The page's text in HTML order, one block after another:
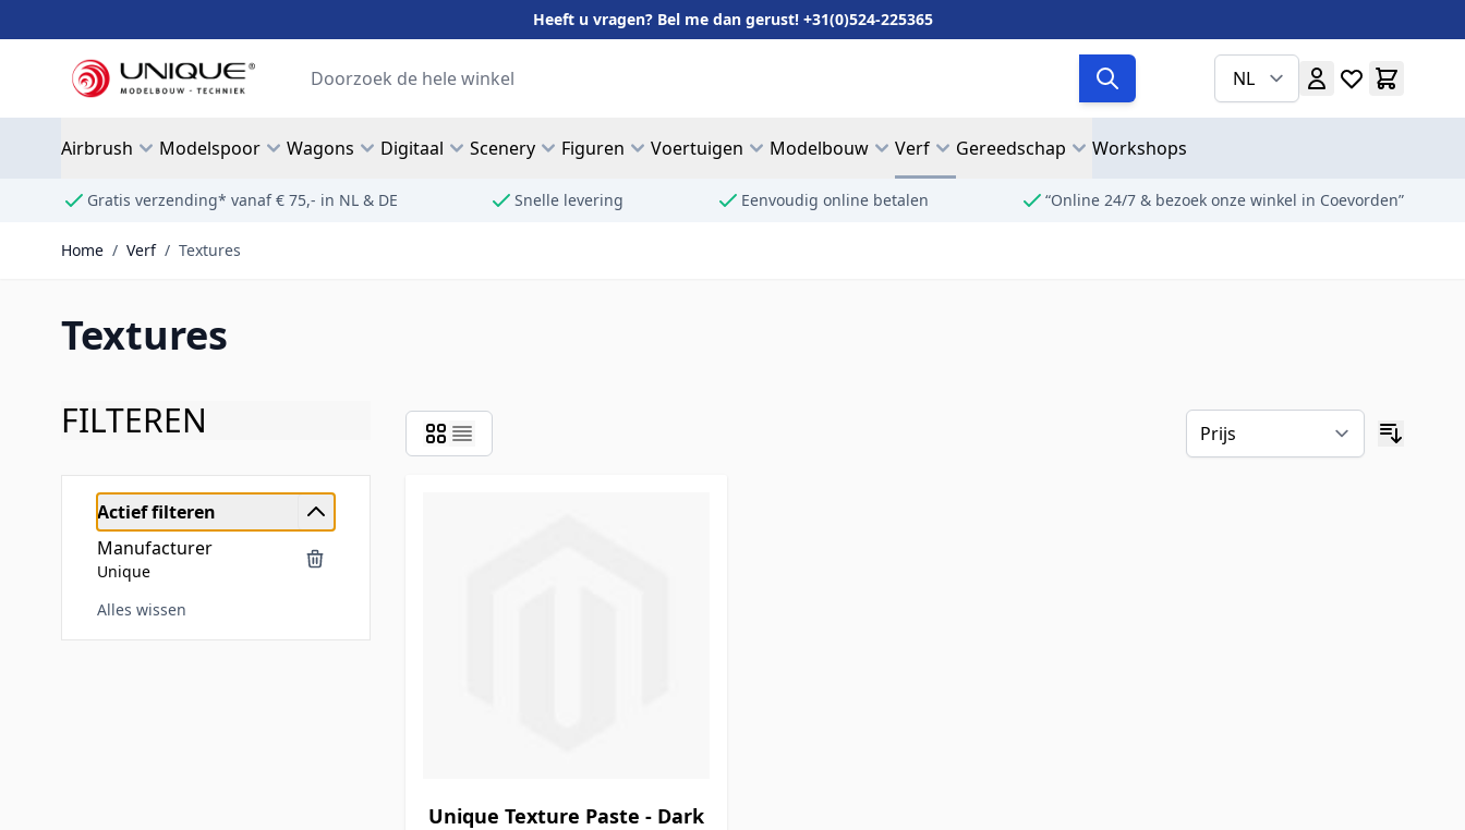
Heeft u vragen? Bel me dan gerust! +31(0)524-225365
NL
Search
Airbrush Modelspoor Wagons Digitaal Scenery Figuren Voertuigen Modelbouw Verf Gereedschap Workshops
Gratis verzending* vanaf € 75,- in NL & DE Snelle levering Eenvoudig online betalen “Online 24/7 & bezoek onze winkel in Coevorden”
Home / Verf / Textures
Textures
FILTEREN
Actief filteren
Manufacturer
Unique
Alles wissen
Unique Texture Paste - Dark